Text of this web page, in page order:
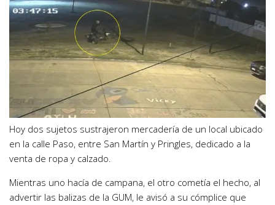
Hoy dos sujetos sustrajeron mercadería de un local ubicado
en la calle Paso, entre San Martín y Pringles, dedicado a la
venta de ropa y calzado.
Mientras uno hacía de campana, el otro cometía el hecho, al
advertir las balizas de la GUM, le avisó a su cómplice que